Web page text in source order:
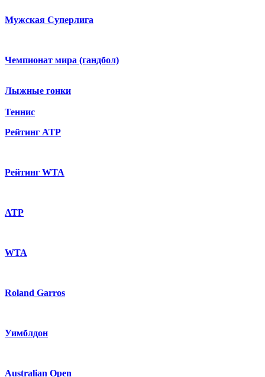
Мужская Суперлига
Чемпионат мира (гандбол)
Лыжные гонки
Теннис
Рейтинг ATP
Рейтинг WTA
ATP
WTA
Roland Garros
Уимблдон
Australian Open